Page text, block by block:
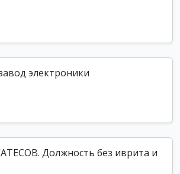
электроники
Должность без иврита и